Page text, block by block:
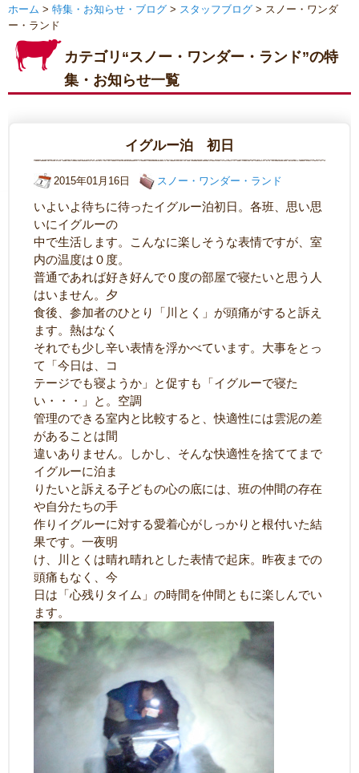
ホーム > 特集・お知らせ・ブログ > スタッフブログ > スノー・ワンダ
ー・ランド
カテゴリ“スノー・ワンダー・ランド”の特
集・お知らせ一覧
イグルー泊 初日
2015年01月16日 スノー・ワンダー・ランド
いよいよ待ちに待ったイグルー泊初日。各班、思い思
いにイグルーの
中で生活します。こんなに楽しそうな表情ですが、室
内の温度は０度。
普通であれば好き好んで０度の部屋で寝たいと思う人
はいません。夕
食後、参加者のひとり「川とく」が頭痛がすると訴え
ます。熱はなく
それでも少し辛い表情を浮かべています。大事をとっ
て「今日は、コ
テージでも寝ようか」と促すも「イグルーで寝た
い・・・」と。空調
管理のできる室内と比較すると、快適性には雲泥の差
があることは間
違いありません。しかし、そんな快適性を捨ててまで
イグルーに泊ま
りたいと訴える子どもの心の底には、班の仲間の存在
や自分たちの手
作りイグルーに対する愛着心がしっかりと根付いた結
果です。一夜明
け、川とくは晴れ晴れとした表情で起床。昨夜までの
頭痛もなく、今
日は「心残りタイム」の時間を仲間ともに楽しんでい
ます。